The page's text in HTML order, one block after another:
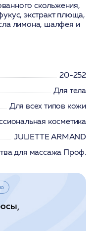
скольжения,
экстракт плюща,
лимона, шалфея и
20-252
Для тела
Для всех типов кожи
косметика
JULIETTE ARMAND
для массажа Проф.